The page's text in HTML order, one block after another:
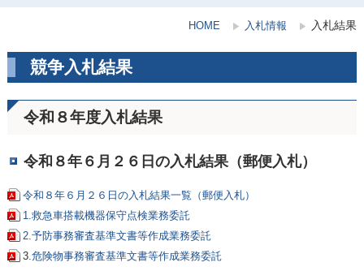
HOME 入札情報 入札結果
競争入札結果
令和８年度入札結果
令和８年６月２６日の入札結果（郵便入札）
令和８年６月２６日の入札結果一覧（郵便入札）
1.救急車搭載機器保守点検業務委託
2.​予防事務審査基準文書等作成業務委託
3 .危険物事務審査基準文書等作成業務委託